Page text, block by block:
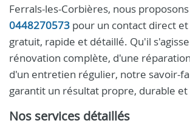
Ferrals-les-Corbières, nous
0448270573 pour un contact direct
gratuit, rapide et détaillé. Qu'il
rénovation complète, d'une
d'un entretien régulier, notre savoir-
garantit un résultat propre, durable
Nos services détaillés